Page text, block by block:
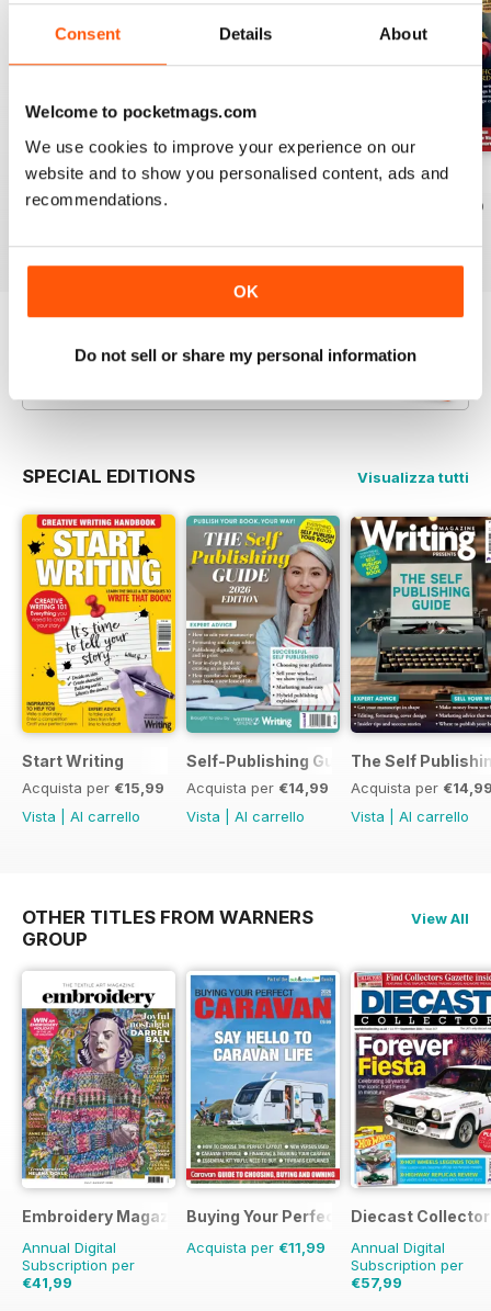
Consent Details About
Welcome to pocketmags.com
We use cookies to improve your experience on our
website and to show you personalised content, ads and
recommendations.
OK
Do not sell or share my personal information
August 2026
Acquista per€7,99
July 2026 June 2026
€7,99
Provate uncampione gratuito
di Writing
Magazine
SPECIAL EDITIONS Visualizza tutti
Start Writing
Acquista per €15,99
Vista
Al carrello
Self-Publishing Guide 2
Acquista per €14,99
Vista
Al carrello
The Self
Acquista per
Vista
Al carrello
OTHER TITLES FROM WARNERS
GROUP
View All
Embroidery Magazine
Annual Digital
Subscription per
€41,99
Buying Your Perfect Caravan
Acquista per €11,99
Diecast Collector
Annual Digital
Subscription per
€57,99